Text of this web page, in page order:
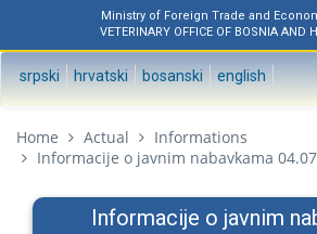
Ministry of Foreign Trade and
VETERINARY OFFICE OF BOSNIA AND
srpski hrvatski bosanski english
Home Actual
Informations
Informacije o javnim nabavkama
Informacije o javnim